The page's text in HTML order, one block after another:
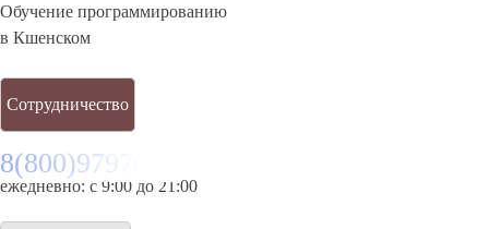
Обучение программированию
в Кшенском
Сотрудничество
8(800)9797043
ежедневно: с 9:00 до 21:00